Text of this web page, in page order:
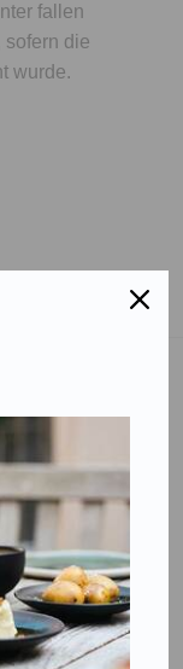
fallen
die
wurde.